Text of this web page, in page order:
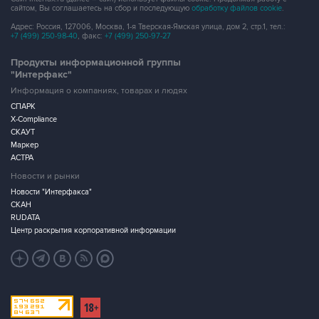
сайтом, Вы соглашаетесь на сбор и последующую обработку файлов cookie.
Адрес: Россия, 127006, Москва, 1-я Тверская-Ямская улица, дом 2, стр.1, тел.:
+7 (499) 250-98-40, факс: +7 (499) 250-97-27
Продукты информационной группы
"Интерфакс"
Информация о компаниях, товарах и людях
СПАРК
X-Compliance
СКАУТ
Маркер
АСТРА
Новости и рынки
Новости "Интерфакса"
СКАН
RUDATA
Центр раскрытия корпоративной информации